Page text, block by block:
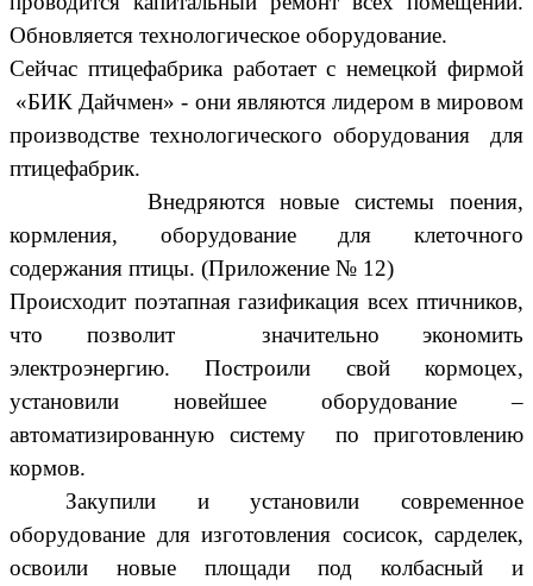
Обновляется технологическое оборудование.
Сейчас птицефабрика работает с немецкой фирмой
«БИК Дайчмен» - они являются лидером в мировом
производстве технологического оборудования для
птицефабрик.
Внедряются новые системы поения,
кормления, оборудование для клеточного
содержания птицы. (Приложение № 12)
Происходит поэтапная газификация всех птичников,
что позволит значительно экономить
электроэнергию. Построили свой кормоцех,
установили новейшее оборудование –
автоматизированную систему по приготовлению
кормов.
Закупили и установили современное
оборудование для изготовления сосисок, сарделек,
освоили новые площади под колбасный и